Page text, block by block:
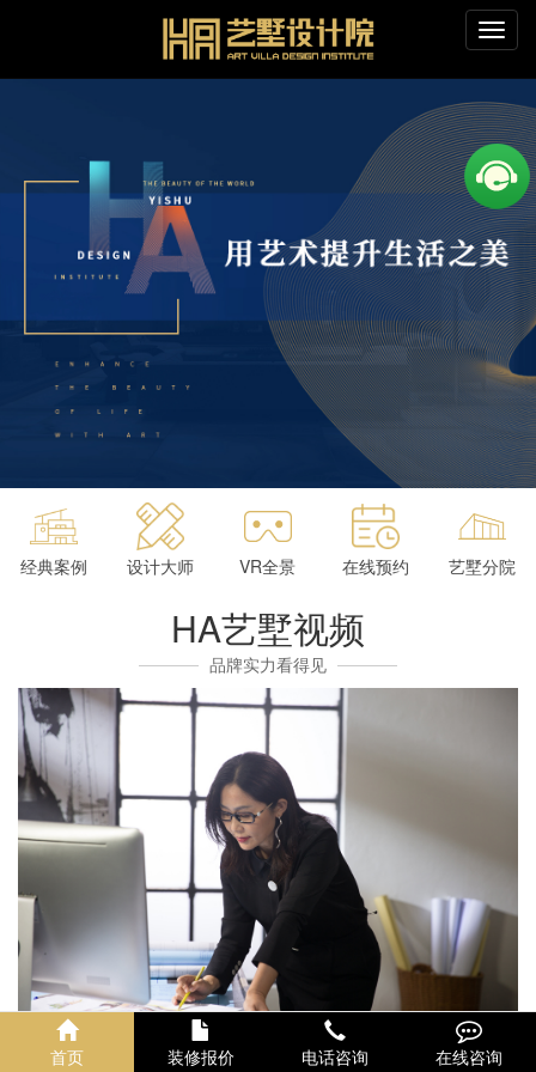
经典案例 设计大师 VR全景 在线预约 艺墅分院
HA艺墅视频
品牌实力看得见
首页 装修报价 电话咨询 在线咨询